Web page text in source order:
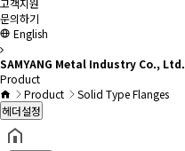
고객지원
문의하기
English
SAMYANG Metal Industry Co., Ltd.
Product
Product
Solid Type Flanges
헤더설정